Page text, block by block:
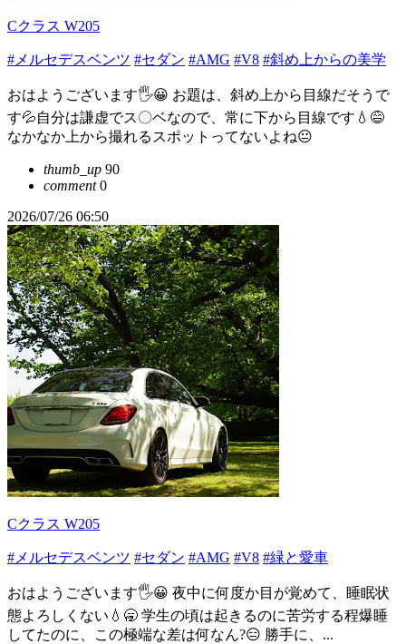
Cクラス W205
#メルセデスベンツ #セダン #AMG #V8 #斜め上からの美学
おはようございます🖐😀 お題は、斜め上から目線だそうで
す💦自分は謙虚でス〇ベなので、常に下から目線です💧😅
なかなか上から撮れるスポットってないよね😐️
thumb_up 90
comment0
2026/07/26 06:50
Cクラス W205
#メルセデスベンツ #セダン #AMG #V8 #緑と愛車
おはようございます🖐😀 夜中に何度か目が覚めて、睡眠状
態よろしくない💧🥱 学生の頃は起きるのに苦労する程爆睡
してたのに、この極端な差は何なん?😑 勝手に、...